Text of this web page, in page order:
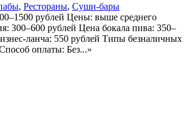
, Рестораны, Суши-бары
рублей Цены: выше среднего
300–600 рублей Цена бокала пива: 350–
ланча: 550 рублей Типы безналичных
оплаты: Без...»